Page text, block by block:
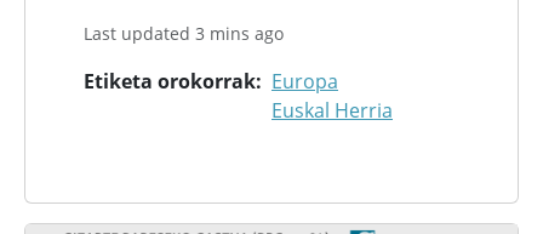
Last updated 3 mins ago
Etiketa orokorrak
Europa
Euskal Herria